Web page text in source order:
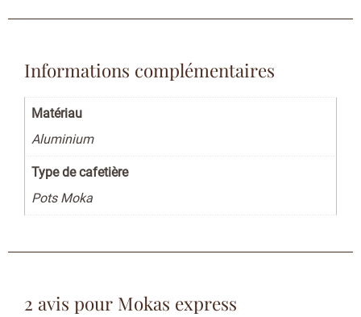
Informations complémentaires
Matériau
Aluminium
Type de cafetière
Pots Moka
2 avis pour Mokas express